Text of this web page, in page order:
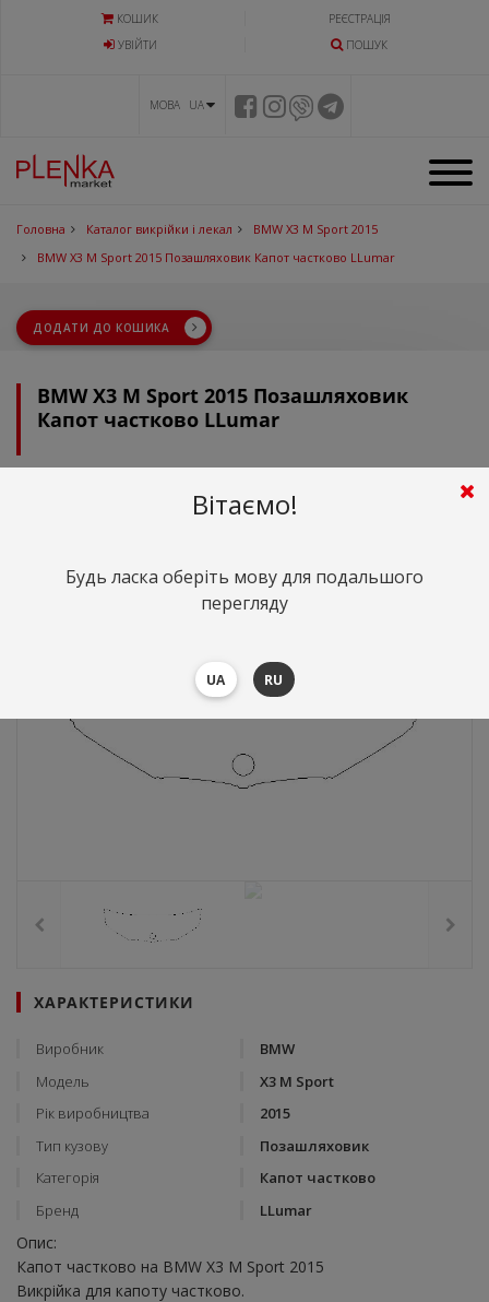
КОШИК
РЕЄСТРАЦІЯ
УВIЙТИ
ПОШУК
МОВА UA
Головна Каталог викрійки і лекал
BMW X3 M Sport 2015
BMW X3 M Sport 2015 Позашляховик Капот частково LLumar
ДОДАТИ ДО КОШИКА
BMW X3 M Sport 2015 Позашляховик
Капот частково LLumar
грн. ($68.61)
ХАРАКТЕРИСТИКИ
Виробник
BMW
Модель
X3 M Sport
Рік виробництва
2015
Тип кузову
Позашляховик
Категорія
Капот частково
Бренд
LLumar
Опис:
Капот частково на BMW X3 M Sport 2015
Викрійка для капоту частково.
Вітаємо!
Будь ласка оберіть мову для подальшого
перегляду
UA RU